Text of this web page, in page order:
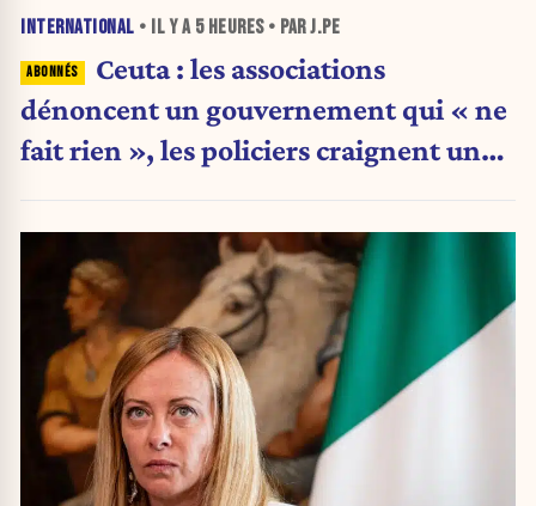
INTERNATIONAL • IL Y A 5 HEURES• PAR J.PE
Ceuta : les associations
dénoncent un gouvernement qui « ne
fait rien », les policiers craignent une